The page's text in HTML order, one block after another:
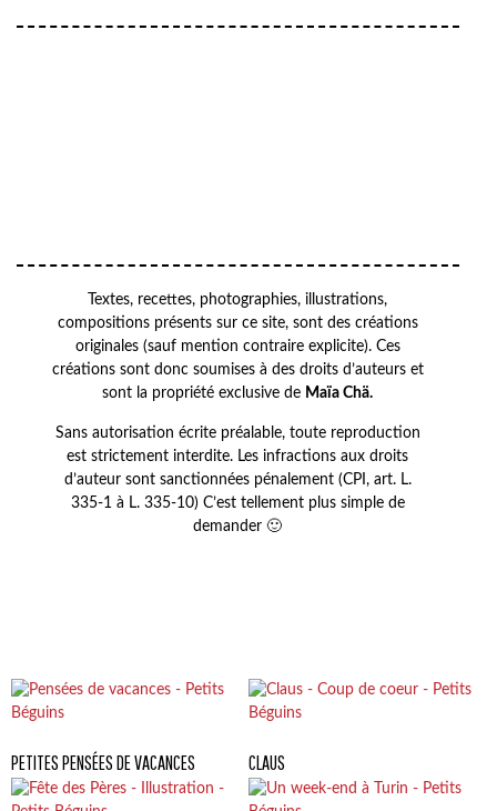
Textes, recettes, photographies, illustrations,
compositions présents sur ce site, sont des créations
originales (sauf mention contraire explicite). Ces
créations sont donc soumises à des droits d’auteurs et
sont la propriété exclusive de Maïa Chä.
Sans autorisation écrite préalable, toute reproduction
est strictement interdite. Les infractions aux droits
d’auteur sont sanctionnées pénalement (CPI, art. L.
335-1 à L. 335-10) C’est tellement plus simple de
demander 🙂
PETITES PENSÉES DE VACANCES CLAUS